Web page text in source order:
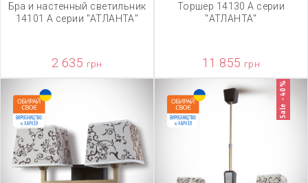
Бра и настенный светильник
14101 А серии "АТЛАНТА"
2 635 грн
Торшер 14130 А серии
"АТЛАНТА"
11 855 грн
Sale -40%